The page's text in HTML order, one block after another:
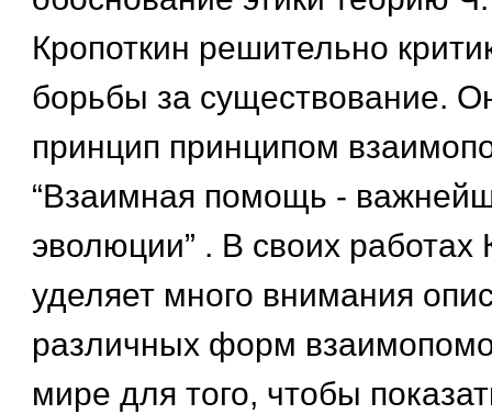
Кропоткин решительно
борьбы за существование.
принцип принципом
“Взаимная помощь -
эволюции” . В своих работах
уделяет много внимания
различных форм
мире для того, чтобы